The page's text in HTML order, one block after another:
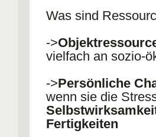
Was sind
->
vielfach an sozio-
->Persönliche
wenn sie die
Fertigkeiten